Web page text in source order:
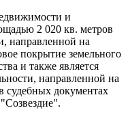
и
2 020 кв. метров
направленной на
покрытие земельного
и также является
направленной на
судебных документах